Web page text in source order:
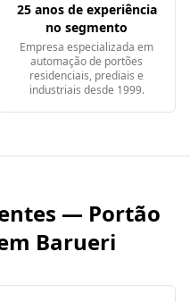
25 anos de experiência
no segmento
Empresa especializada em
automação de portões
residenciais, prediais e
industriais desde 1999.
— Portão
Barueri